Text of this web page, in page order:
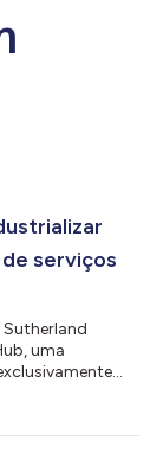
serviços
uma
piloto, sem